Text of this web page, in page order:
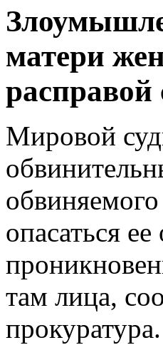
матери
Мировой
опасаться
там лица,
прокуратура.